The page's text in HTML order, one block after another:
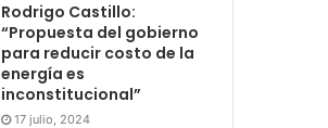
Rodrigo Castillo:
“Propuesta del gobierno
para reducir costo de la
energía es
inconstitucional”
17 julio, 2024